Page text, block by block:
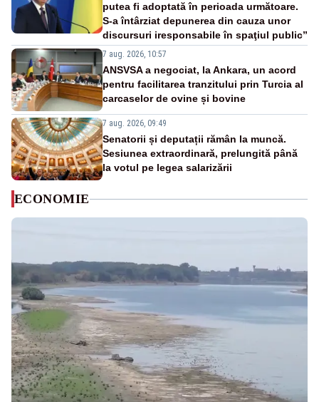
putea fi adoptată în perioada următoare.
S-a întârziat depunerea din cauza unor
discursuri iresponsabile în spaţiul public”
7 aug. 2026, 10:57
ANSVSA a negociat, la Ankara, un acord
pentru facilitarea tranzitului prin Turcia al
carcaselor de ovine și bovine
7 aug. 2026, 09:49
Senatorii și deputații rămân la muncă.
Sesiunea extraordinară, prelungită până
la votul pe legea salarizării
ECONOMIE